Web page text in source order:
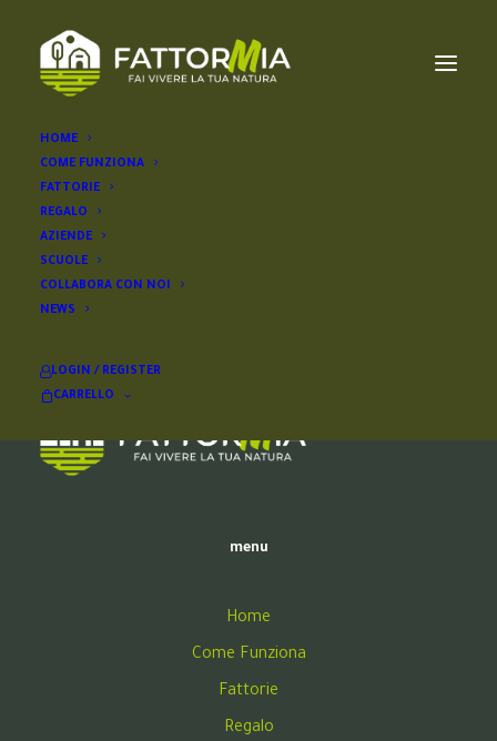
HOME
COME FUNZIONA
FATTORIE
REGALO
AZIENDE
SCUOLE
COLLABORA CON NOI
NEWS
LOGIN / REGISTER
CARRELLO
menu
Home
Come Funziona
Fattorie
Regalo